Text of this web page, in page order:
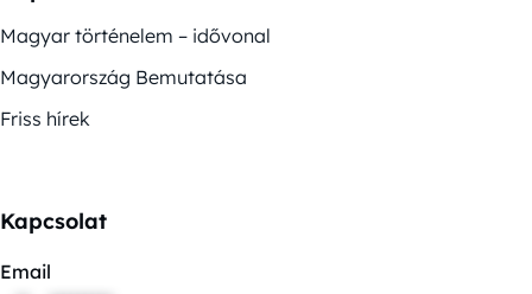
Magyar történelem – idővonal
Magyarország Bemutatása
Friss hírek
Kapcsolat
Email